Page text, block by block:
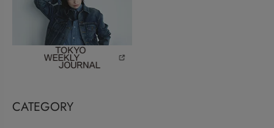
CATEGORY